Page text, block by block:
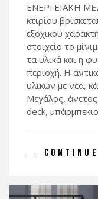
ΕΝΕΡΓΕΙΑΚΗ
κτιρίου
εξοχικού
στοιχείο το
τα υλικά και η
περιοχή. Η
υλικών με νέα,
Μεγάλος,
deck,